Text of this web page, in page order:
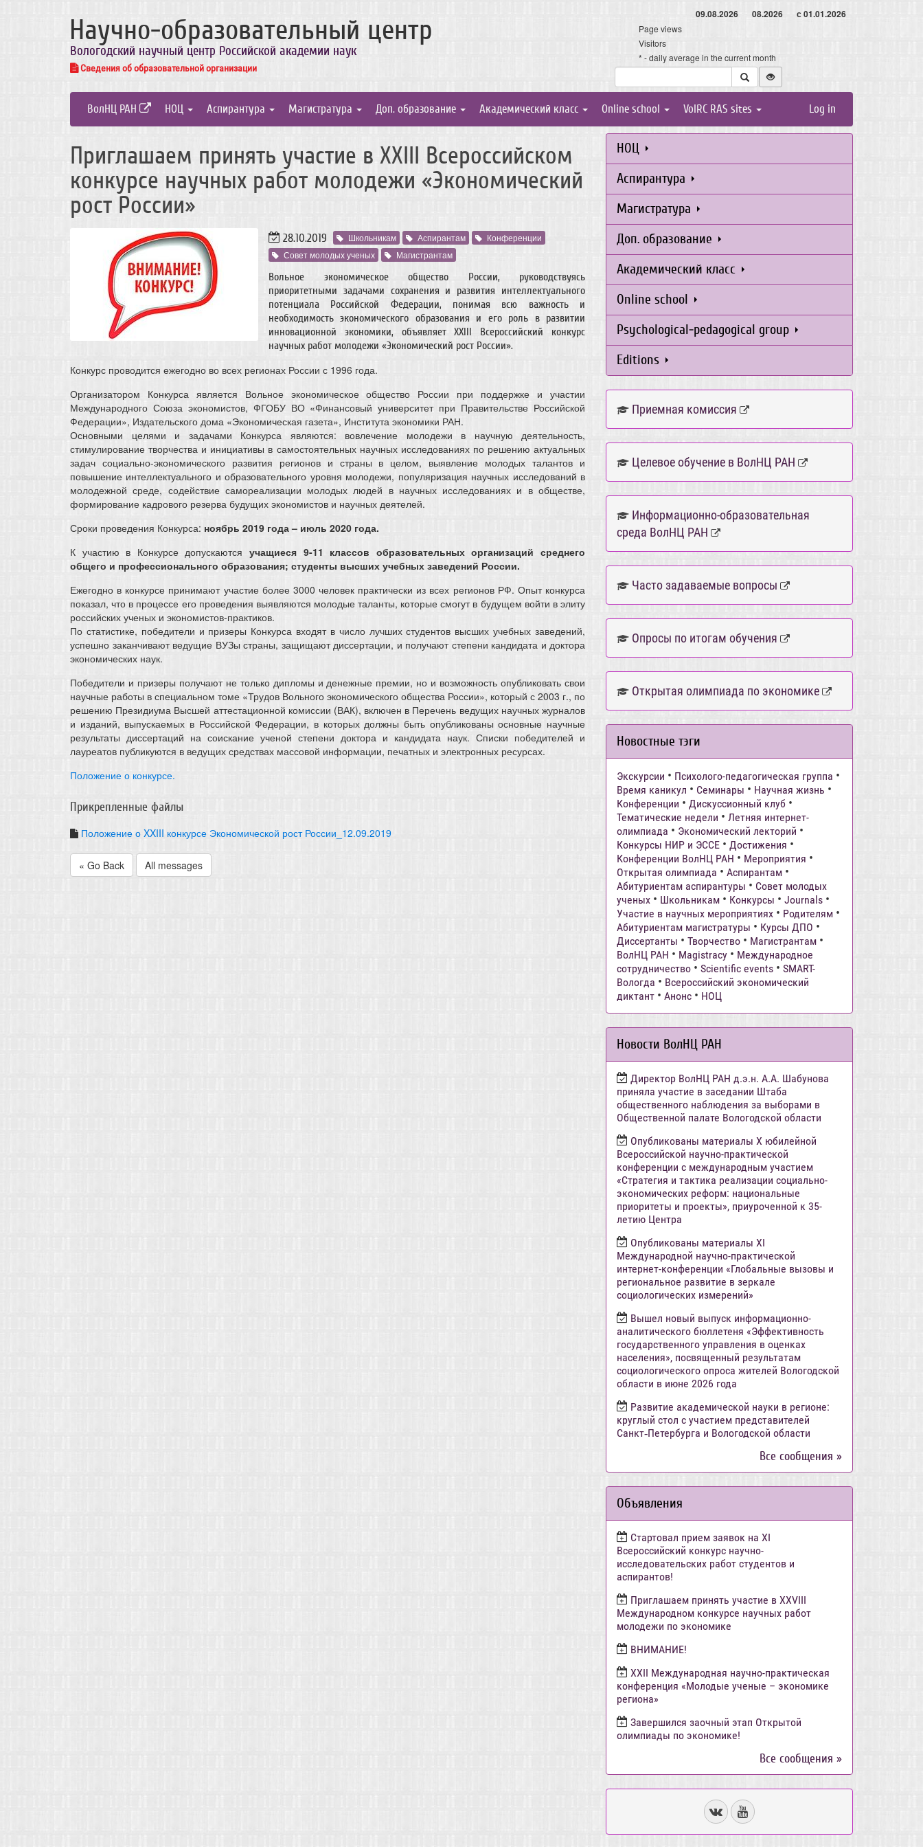
Научно-образовательный центр
Вологодский научный центр Российской академии наук
Сведения об образовательной организации
09.08.2026 08.2026 с 01.01.2026
Page views
Visitors
* - daily average in the current month
ВолНЦ РАН НОЦ Аспирантура Магистратура Доп. образование Академический класс Online school VolRC RAS sites Log in
Приглашаем принять участие в XXIII Всероссийском
конкурсе научных работ молодежи «Экономический
рост России»
28.10.2019 Школьникам Аспирантам
Конференции
Совет молодых ученых
Магистрантам
Вольное экономическое общество России, руководствуясь
приоритетными задачами сохранения и развития интеллектуального
потенциала Российской Федерации, понимая всю важность и
необходимость экономического образования и его роль в развитии
инновационной экономики, объявляет ХХIII Всероссийский конкурс
научных работ молодежи «Экономический рост России».
Конкурс проводится ежегодно во всех регионах России с 1996 года.
Организатором Конкурса является Вольное экономическое общество России при поддержке и участии
Международного Союза экономистов, ФГОБУ ВО «Финансовый университет при Правительстве Российской
Федерации», Издательского дома «Экономическая газета», Института экономики РАН.
Основными целями и задачами Конкурса являются: вовлечение молодежи в научную деятельность,
стимулирование творчества и инициативы в самостоятельных научных исследованиях по решению актуальных
задач социально-экономического развития регионов и страны в целом, выявление молодых талантов и
повышение интеллектуального и образовательного уровня молодежи, популяризация научных исследований в
молодежной среде, содействие самореализации молодых людей в научных исследованиях и в обществе,
формирование кадрового резерва будущих экономистов и научных деятелей.
Сроки проведения Конкурса: ноябрь 2019 года – июль 2020 года.
К участию в Конкурсе допускаются учащиеся 9-11 классов образовательных организаций среднего
общего и профессионального образования; студенты высших учебных заведений России.
Ежегодно в конкурсе принимают участие более 3000 человек практически из всех регионов РФ. Опыт конкурса
показал, что в процессе его проведения выявляются молодые таланты, которые смогут в будущем войти в элиту
российских ученых и экономистов-практиков.
По статистике, победители и призеры Конкурса входят в число лучших студентов высших учебных заведений,
успешно заканчивают ведущие ВУЗы страны, защищают диссертации, и получают степени кандидата и доктора
экономических наук.
Победители и призеры получают не только дипломы и денежные премии, но и возможность опубликовать свои
научные работы в специальном томе «Трудов Вольного экономического общества России», который с 2003 г., по
решению Президиума Высшей аттестационной комиссии (ВАК), включен в Перечень ведущих научных журналов
и изданий, выпускаемых в Российской Федерации, в которых должны быть опубликованы основные научные
результаты диссертаций на соискание ученой степени доктора и кандидата наук. Списки победителей и
лауреатов публикуются в ведущих средствах массовой информации, печатных и электронных ресурсах.
Положение о конкурсе.
Прикрепленные файлы
Положение о XXIII конкурсе Экономической рост России_12.09.2019
« Go Back All messages
НОЦ
Аспирантура
Магистратура
Доп. образование
Академический класс
Online school
Psychological-pedagogical group
Editions
Приемная комиссия
Целевое обучение в ВолНЦ РАН
Информационно-образовательная
среда ВолНЦ РАН
Часто задаваемые вопросы
Опросы по итогам обучения
Открытая олимпиада по экономике
Новостные тэги
Экскурсии • Психолого-педагогическая группа •
Время каникул • Семинары • Научная жизнь •
Конференции • Дискуссионный клуб •
Тематические недели • Летняя интернет-
олимпиада • Экономический лекторий •
Конкурсы НИР и ЭССЕ • Достижения •
Конференции ВолНЦ РАН • Мероприятия •
Открытая олимпиада • Аспирантам •
Абитуриентам аспирантуры • Совет молодых
ученых • Школьникам • Конкурсы • Journals •
Участие в научных мероприятиях • Родителям •
Абитуриентам магистратуры • Курсы ДПО •
Диссертанты • Творчество • Магистрантам •
ВолНЦ РАН • Magistracy • Международное
сотрудничество • Scientific events • SMART-
Вологда • Всероссийский экономический
диктант • Анонс • НОЦ
Новости ВолНЦ РАН
Директор ВолНЦ РАН д.э.н. А.А. Шабунова
приняла участие в заседании Штаба
общественного наблюдения за выборами в
Общественной палате Вологодской области
Опубликованы материалы X юбилейной
Всероссийской научно-практической
конференции с международным участием
«Стратегия и тактика реализации социально-
экономических реформ: национальные
приоритеты и проекты», приуроченной к 35-
летию Центра
Опубликованы материалы XI
Международной научно-практической
интернет-конференции «Глобальные вызовы и
региональное развитие в зеркале
социологических измерений»
Вышел новый выпуск информационно-
аналитического бюллетеня «Эффективность
государственного управления в оценках
населения», посвященный результатам
социологического опроса жителей Вологодской
области в июне 2026 года
Развитие академической науки в регионе:
круглый стол с участием представителей
Санкт‑Петербурга и Вологодской области
Все сообщения »
Объявления
Стартовал прием заявок на XI
Всероссийский конкурс научно-
исследовательских работ студентов и
аспирантов!
Приглашаем принять участие в XXVIII
Международном конкурсе научных работ
молодежи по экономике
ВНИМАНИЕ!
ХХII Международная научно-практическая
конференция «Молодые ученые – экономике
региона»
Завершился заочный этап Открытой
олимпиады по экономике!
Все сообщения »